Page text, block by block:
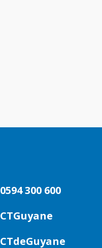
0594 300 600
CTGuyane
CTdeGuyane